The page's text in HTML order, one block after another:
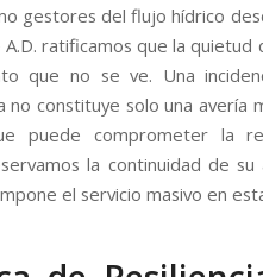
gestores del flujo hídrico
ratificamos que la
que no se ve. Una
constituye solo una avería
puede comprometer la
la continuidad de
el servicio masivo en